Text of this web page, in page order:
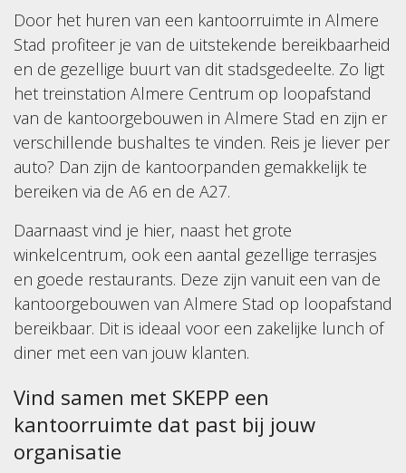
Door het huren van een kantoorruimte in Almere
Stad profiteer je van de uitstekende bereikbaarheid
en de gezellige buurt van dit stadsgedeelte. Zo ligt
het treinstation Almere Centrum op loopafstand
van de kantoorgebouwen in Almere Stad en zijn er
verschillende bushaltes te vinden. Reis je liever per
auto? Dan zijn de kantoorpanden gemakkelijk te
bereiken via de A6 en de A27.
Daarnaast vind je hier, naast het grote
winkelcentrum, ook een aantal gezellige terrasjes
en goede restaurants. Deze zijn vanuit een van de
kantoorgebouwen van Almere Stad op loopafstand
bereikbaar. Dit is ideaal voor een zakelijke lunch of
diner met een van jouw klanten.
Vind samen met SKEPP een
kantoorruimte dat past bij jouw
organisatie